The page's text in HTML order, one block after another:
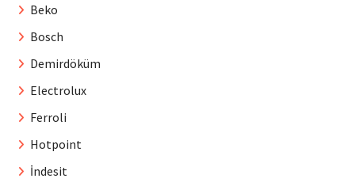
Beko
Bosch
Demirdöküm
Electrolux
Ferroli
Hotpoint
İndesit